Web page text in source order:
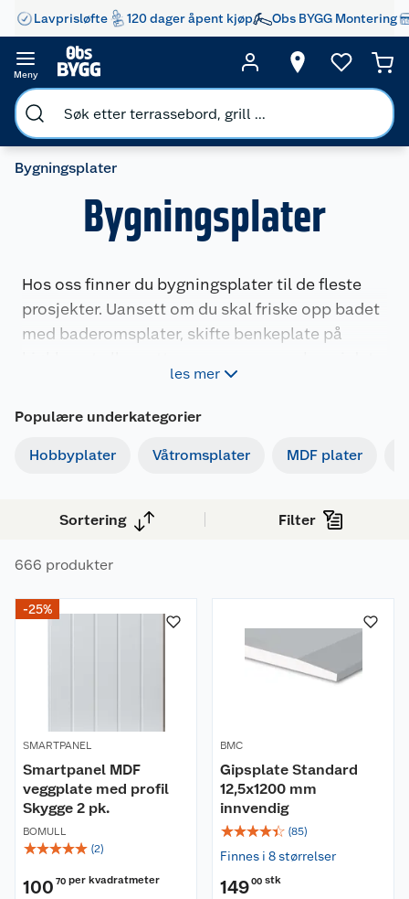
Lavprisløfte 120 dager åpent kjøp Obs BYGG Montering
Meny
Bygningsplater
Bygningsplater
Hos oss finner du bygningsplater til de fleste
prosjekter. Uansett om du skal friske opp badet
med baderomsplater, skifte benkeplate på
les mer
Populære underkategorier
Hobbyplater Våtromsplater MDF plater
Sortering Filter
666 produkter
-25%
SMARTPANEL
Smartpanel MDF
veggplate med profil
Skygge 2 pk.
BOMULL
☆☆☆☆☆ (2)
100 70 per kvadratmeter
BMC
Gipsplate Standard
12,5x1200 mm
innvendig
☆☆☆☆☆ (85)
Finnes i 8 størrelser
14900 stk